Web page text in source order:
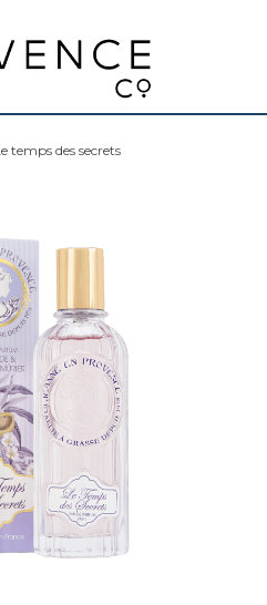
temps des secrets